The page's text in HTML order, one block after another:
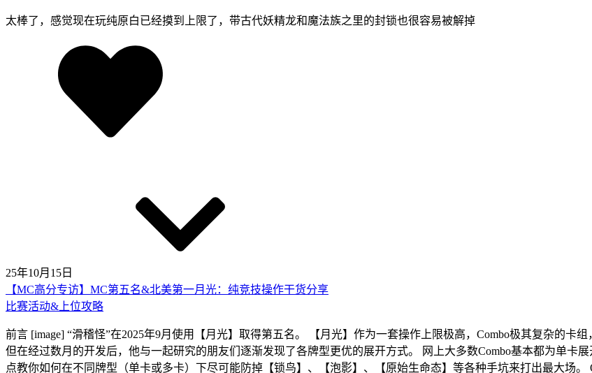
太棒了，感觉现在玩纯原白已经摸到上限了，带古代妖精龙和魔法族之里的封锁也很容易被解掉
25年10月15日
【MC高分专访】MC第五名&北美第一月光：纯竞技操作干货分享
比赛活动&上位攻略
前言 [image] “滑稽怪”在2025年9月使用【月光】取得第五名。 【月光】作为一套操作上限极高，Combo极其复杂的卡
但在经过数月的开发后，他与一起研究的朋友们逐渐发现了各牌型更优的展开方式。 网上大多数Combo基本都为单卡
点教你如何在不同牌型（单卡或多卡）下尽可能防掉【锁鸟】、【泡影】、【原始生命态】等各种手坑来打出最大场。